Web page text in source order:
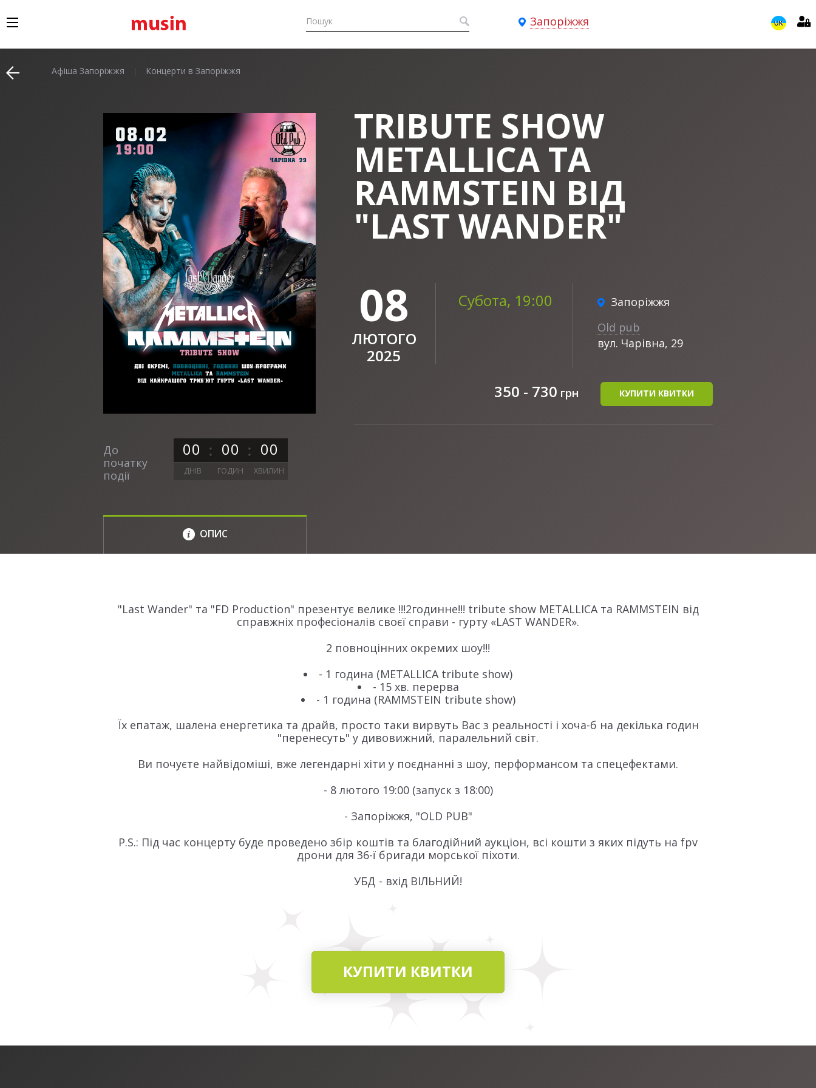
Запоріжжя UK
Афіша Запоріжжя Концерти в Запоріжжя
До
початку
події
00 00 00
ДНІВ ГОДИН ХВИЛИН
TRIBUTE SHOW
METALLICA ТА
RAMMSTEIN ВІД
"LAST WANDER"
Запоріжжя
Old pub
вул. Чарівна, 29
08
ЛЮТОГО
2025
Субота, 19:00
350 - 730 грн КУПИТИ КВИТКИ
ОПИС
"Last Wander" та "FD Production" презентує велике !!!2годинне!!! tribute show METALLICA та RAMMSTEIN від
справжніх професіоналів своєї справи - гурту «LAST WANDER».
2 повноцінних окремих шоу!!!
- 1 година (METALLICA tribute show)
- 15 хв. перерва
- 1 година (RAMMSTEIN tribute show)
Їх епатаж, шалена енергетика та драйв, просто таки вирвуть Вас з реальності і хоча-б на декілька годин
"перенесуть" у дивовижний, паралельний світ.
Ви почуєте найвідоміші, вже легендарні хіти у поєднанні з шоу, перформансом та спецефектами.
- 8 лютого 19:00 (запуск з 18:00)
- Запоріжжя, "OLD PUB"
P.S.: Під час концерту буде проведено збір коштів та благодійний аукціон, всі кошти з яких підуть на fpv
дрони для 36-ї бригади морської піхоти.
УБД - вхід ВІЛЬНИЙ!
КУПИТИ КВИТКИ